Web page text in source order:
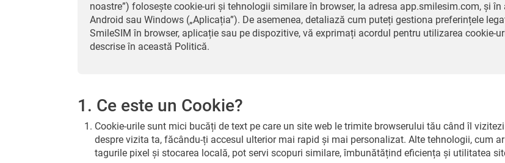
noastre”) folosește cookie-uri și tehnologii similare în browser, la adresa app.smilesim.com, și
Android sau Windows („Aplicația”). De asemenea, detaliază cum puteți gestiona preferințele
SmileSIM în browser, aplicație sau pe dispozitive, vă exprimați acordul pentru utilizarea cookie-
descrise în această Politică.
1. Ce este un Cookie?
Cookie-urile sunt mici bucăți de text pe care un site web le trimite browserului tău când îl
despre vizita ta, făcându-ți accesul ulterior mai rapid și mai personalizat. Alte tehnologii, cum
tagurile pixel și stocarea locală, pot servi scopuri similare, îmbunătățind eficiența și utilitatea